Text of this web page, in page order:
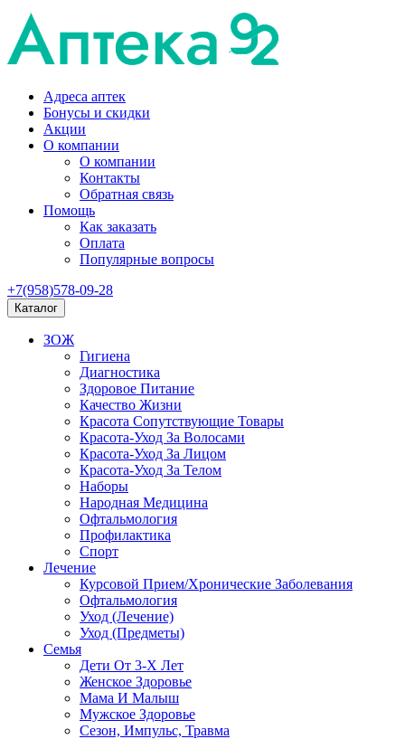
Адреса аптек
Бонусы и скидки
Акции
О компании
О компании
Контакты
Обратная связь
Помощь
Как заказать
Оплата
Популярные вопросы
+7(958)578-09-28
Каталог
ЗОЖ
Гигиена
Диагностика
Здоровое Питание
Качество Жизни
Красота Сопутствующие Товары
Красота-Уход За Волосами
Красота-Уход За Лицом
Красота-Уход За Телом
Наборы
Народная Медицина
Офтальмология
Профилактика
Спорт
Лечение
Курсовой Прием/Хронические Заболевания
Офтальмология
Уход (Лечение)
Уход (Предметы)
Семья
Дети От 3-Х Лет
Женское Здоровье
Мама И Малыш
Мужское Здоровье
Сезон, Импульс, Травма